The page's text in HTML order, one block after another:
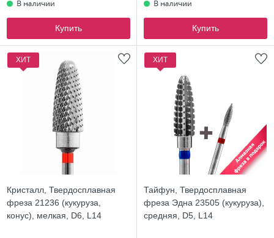
Купить Купить
ХИТ
Кристалл, Твердосплавная
фреза 21236 (кукуруза,
конус), мелкая, D6, L14
ХИТ
Тайфун, Твердосплавная
фреза Эдна 23505 (кукуруза),
средняя, D5, L14